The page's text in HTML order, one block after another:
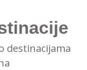
destinacijama